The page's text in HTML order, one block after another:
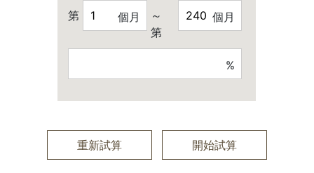
第 個月
～
第
個月
%
重新試算 開始試算